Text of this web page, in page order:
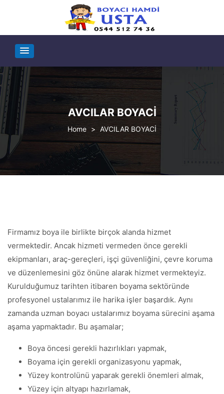
AVCILAR BOYACİ
> AVCILAR BOYACİ
Firmamız boya ile birlikte birçok alanda hizmet
vermektedir. Ancak hizmeti vermeden önce gerekli
ekipmanları, araç-gereçleri, işçi güvenliğini, çevre koruma
ve düzenlemesini göz önüne alarak hizmet vermekteyiz.
Kurulduğumuz tarihten itibaren boyama sektöründe
profesyonel ustalarımız ile harika işler başardık. Aynı
zamanda uzman boyacı ustalarımız boyama sürecini aşama
aşama yapmaktadır. Bu aşamalar;
Boya öncesi gerekli hazırlıkları yapmak,
Boyama için gerekli organizasyonu yapmak,
Yüzey kontrolünü yaparak gerekli önemleri almak,
Yüzey için altyapı hazırlamak,